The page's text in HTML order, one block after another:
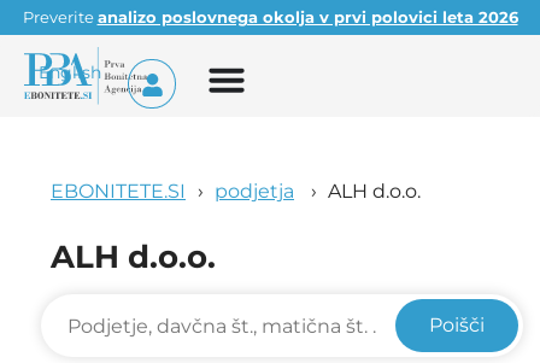
Preveriteanalizo poslovnega okolja v prvi polovici leta 2026
English
EBONITETE.SI podjetja ALH d.o.o.
ALH d.o.o.
Poišči